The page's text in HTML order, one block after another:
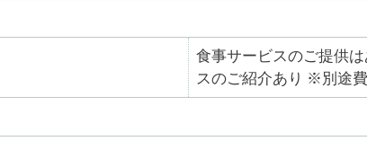
食事サービスのご提供
スのご紹介あり ※別途